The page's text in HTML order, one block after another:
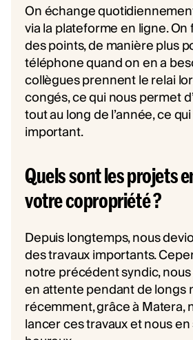
On échange
via la plateforme en ligne.
des points, de manière plus
téléphone quand on en a
collègues prennent le relai
congés, ce qui nous permet
tout au long de l’année, ce
important.
Quels sont les projets
votre copropriété ?
Depuis longtemps, nous
des travaux importants.
notre précédent syndic,
en attente pendant de longs
récemment, grâce à Matera,
lancer ces travaux et nous